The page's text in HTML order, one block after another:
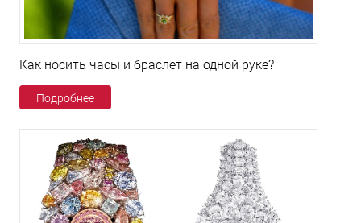
Как носить часы и браслет на одной руке?
Подробнее